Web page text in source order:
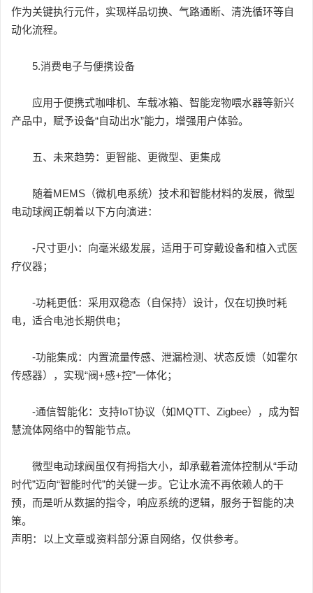
作为关键执行元件，实现样品切换、气路通断、清洗循环等自
动化流程。
5.消费电子与便携设备
应用于便携式咖啡机、车载冰箱、智能宠物喂水器等新兴
产品中，赋予设备“自动出水”能力，增强用户体验。
五、未来趋势：更智能、更微型、更集成
随着MEMS（微机电系统）技术和智能材料的发展，微型
电动球阀正朝着以下方向演进：
-尺寸更小：向毫米级发展，适用于可穿戴设备和植入式医
疗仪器；
-功耗更低：采用双稳态（自保持）设计，仅在切换时耗
电，适合电池长期供电；
-功能集成：内置流量传感、泄漏检测、状态反馈（如霍尔
传感器），实现“阀+感+控”一体化；
-通信智能化：支持IoT协议（如MQTT、Zigbee），成为智
慧流体网络中的智能节点。
微型电动球阀虽仅有拇指大小，却承载着流体控制从“手动
时代”迈向“智能时代”的关键一步。它让水流不再依赖人的干
预，而是听从数据的指令，响应系统的逻辑，服务于智能的决
策。
声明：以上文章或资料部分源自网络，仅供参考。